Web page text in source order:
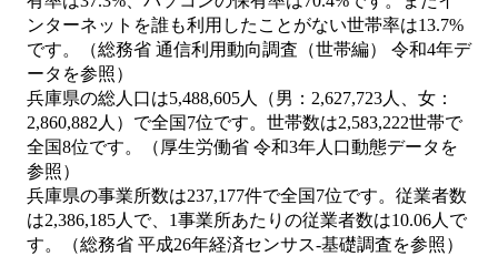
ンターネットを誰も利用したことがない世帯率は13.7%
です。（総務省 通信利用動向調査（世帯編） 令和4年デ
ータを参照）
兵庫県の総人口は5,488,605人（男：2,627,723人、女：
2,860,882人）で全国7位です。世帯数は2,583,222世帯で
全国8位です。（厚生労働省 令和3年人口動態データを
参照）
兵庫県の事業所数は237,177件で全国7位です。従業者数
は2,386,185人で、1事業所あたりの従業者数は10.06人で
す。（総務省 平成26年経済センサス‐基礎調査を参照）